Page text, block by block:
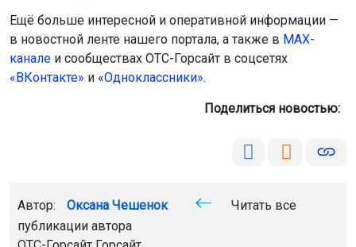
Ещё больше интересной и оперативной информации —
в новостной ленте нашего портала, а также в МАХ-
канале и сообществах ОТС-Горсайт в соцсетях
«ВКонтакте» и «Одноклассники».
Поделиться новостью:
Автор: Оксана Чешенок
Читать все
публикации автора